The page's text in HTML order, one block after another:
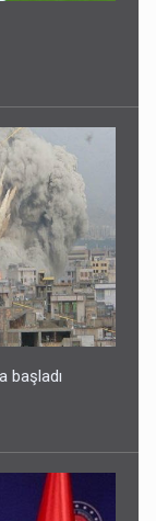
başladı